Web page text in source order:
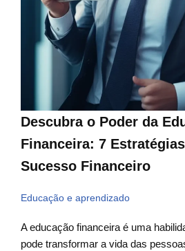
Descubra o Poder da
Financeira: 7
Sucesso Financeiro
Educação e aprendizado
A educação financeira é uma
pode transformar a vida das